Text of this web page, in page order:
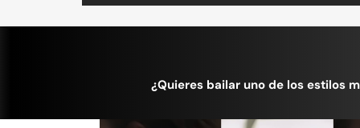
¿Quieres bailar uno de los estilos